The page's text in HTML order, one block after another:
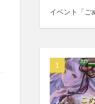
イベント「ご